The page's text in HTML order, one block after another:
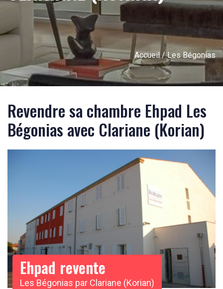
Accueil/ Les Bégonias
Revendre sa chambre Ehpad Les
Bégonias avec Clariane (Korian)
Ehpad revente
Les Bégonias par Clariane (Korian)